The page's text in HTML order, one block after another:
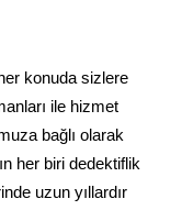
konuda sizlere
ile hizmet
bağlı olarak
her biri dedektiflik
uzun yıllardır